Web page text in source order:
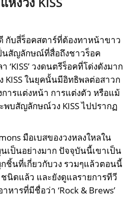
กับสี่ร็อคสตาร์ที่ต้องทาหน้าขาว
สัญลักษณ์ที่สื่อถึงชาวร็อค
วงดนตรีร็อคที่โด่งดังมาก
KISS ในยุคนั้นมีอิทธิพลต่อสาวก
ารแต่งหน้า การแต่งตัว หรือแม้
พบสัญลักษณ์วง KISS ไปปรากฏ
มือเบสของวงหลงใหลใน
เป็นอย่างมาก ปัจจุบันนี้เขาเป็น
นที่เกี่ยวกับวง รวมๆแล้วตอนนี้
นิดแล้ว และยังดูแลรายการทีวี
หารที่มีชื่อว่า ‘Rock & Brews’